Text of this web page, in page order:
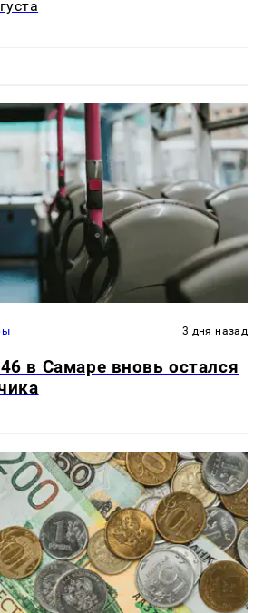
3 дня назад
в Самаре вновь остался